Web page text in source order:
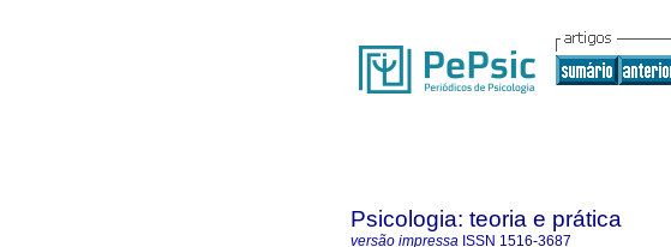
Psicologia: teoria e prática
versão impressa ISSN 1516-3687